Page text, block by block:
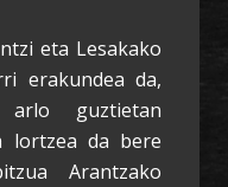
eta Lesakako
erakundea da,
guztietan
lortzea da bere
Arantzako